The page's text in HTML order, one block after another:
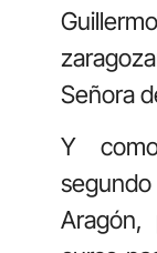
Señora
Y